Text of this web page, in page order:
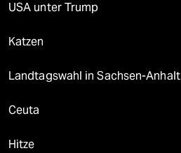
USA unter Trump
Katzen
Landtagswahl in Sachsen-Anhalt
Ceuta
Hitze